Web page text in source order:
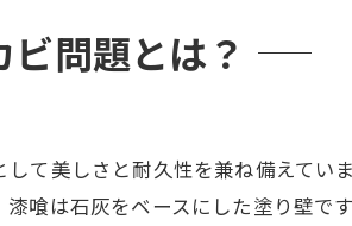
問題とは？
て美しさと耐久性を兼ね備えて
喰は石灰をベースにした塗り壁